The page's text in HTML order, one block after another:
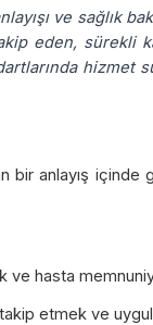
ve sağlık
eden,
hizmet
bir anlayış
hasta
etmek ve